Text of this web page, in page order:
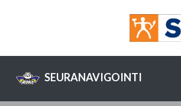
SEURANAVIGOINTI